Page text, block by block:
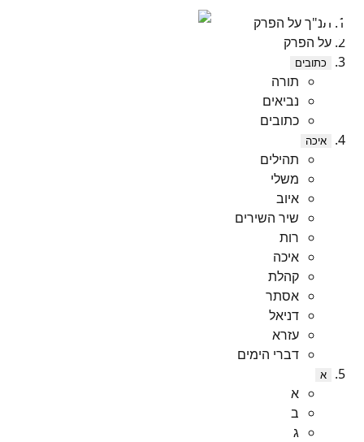
תנ"ך על הפרק
על הפרק
כתובים
תורה
נביאים
כתובים
איכה
תהילים
משלי
איוב
שיר השירים
רות
איכה
קהלת
אסתר
דניאל
עזרא
דברי הימים
א
א
ב
ג